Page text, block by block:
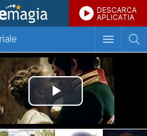
DESCARCA
APLICATIA